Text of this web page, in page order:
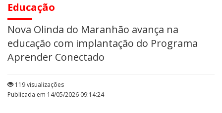
Educação
Nova Olinda do Maranhão avança na
educação com implantação do Programa
Aprender Conectado
119 visualizações
Publicada em 14/05/2026 09:14:24